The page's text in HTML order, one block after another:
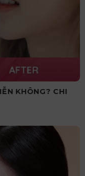
KHÔNG? CHI